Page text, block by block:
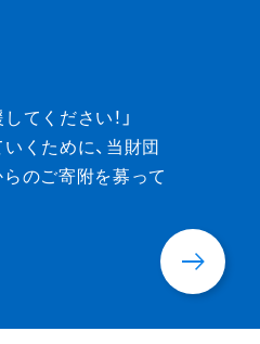
てください！」
くために、当財団
のご寄附を募って